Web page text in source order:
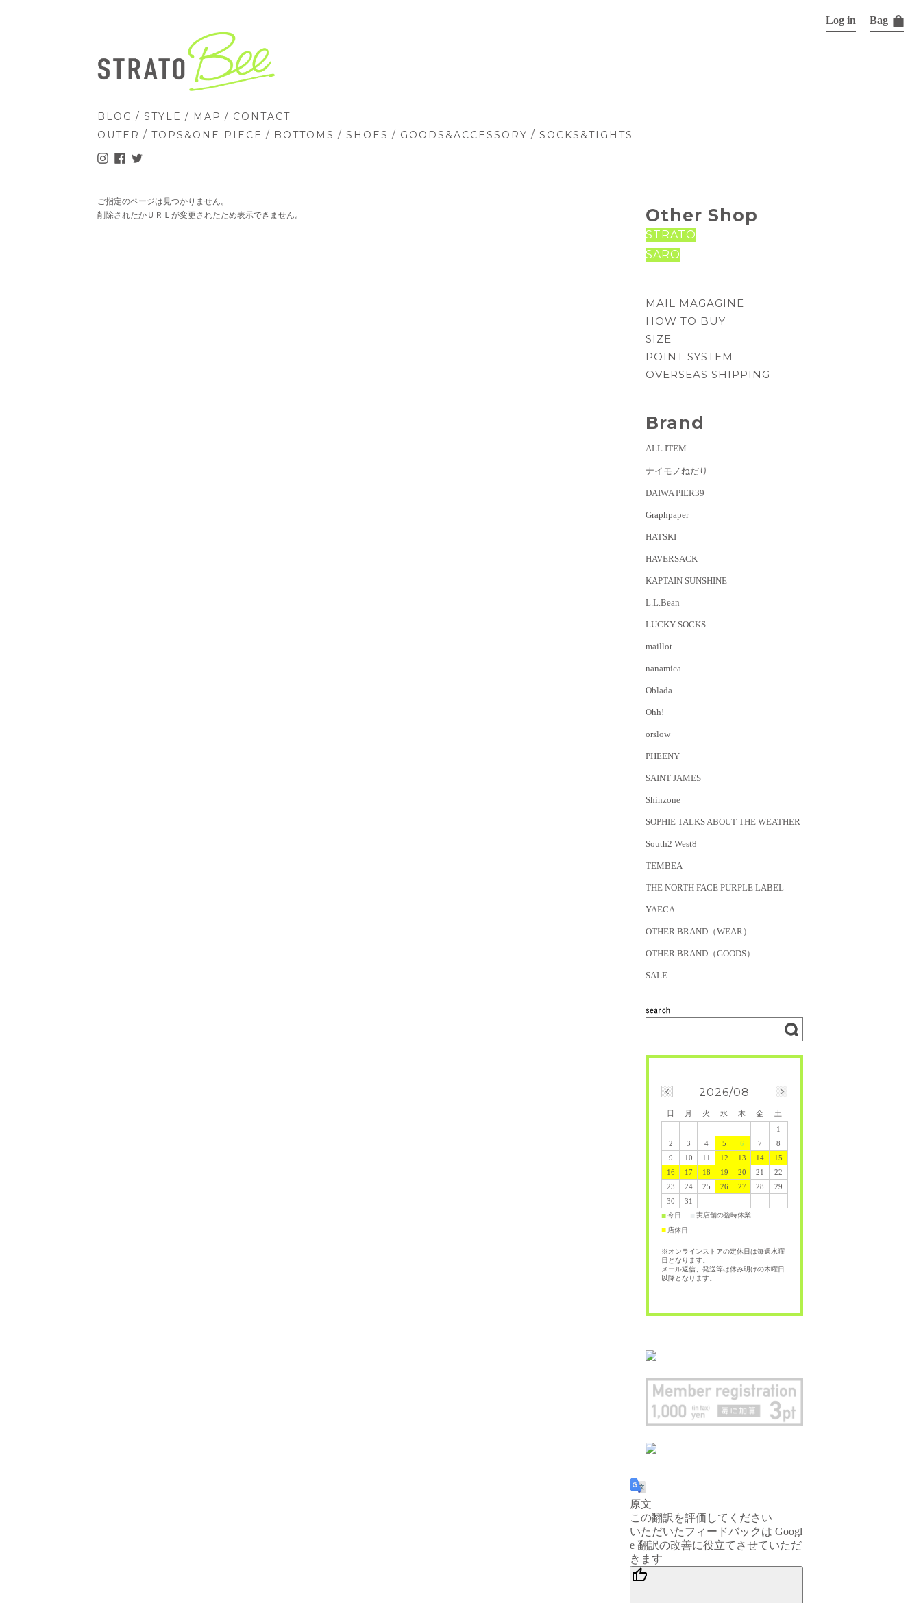
BLOG / STYLE / MAP / CONTACT
OUTER / TOPS&ONE PIECE / BOTTOMS / SHOES / GOODS&ACCESSORY / SOCKS&TIGHTS
Log in Bag
ご指定のページは見つかりません。
削除されたかＵＲＬが変更されたため表示できません。
Other Shop
STRATO
SARO
MAIL MAGAGINE
HOW TO BUY
SIZE
POINT SYSTEM
OVERSEAS SHIPPING
Brand
ALL ITEM
ナイモノねだり
DAIWA PIER39
Graphpaper
HATSKI
HAVERSACK
KAPTAIN SUNSHINE
L.L.Bean
LUCKY SOCKS
maillot
nanamica
Oblada
Ohh!
orslow
PHEENY
SAINT JAMES
Shinzone
SOPHIE TALKS ABOUT THE WEATHER
South2 West8
TEMBEA
THE NORTH FACE PURPLE LABEL
YAECA
OTHER BRAND（WEAR）
OTHER BRAND（GOODS）
SALE
2026/08
日 月 火 水 木 金
土
1
2
3 4 5 6 7
8
9
10 11 12 13 14
15
16
17 18 19 20 21
22
23
24 25 26 27 28
29
30
31
■今日 実店舗の臨時休業
■ 店休日
※オンラインストアの定休日は毎週水曜
日となります。
メール返信、発送等は休み明けの木曜日
以降となります。
原文
この翻訳を評価してください
いただいたフィードバックは Googl
e 翻訳の改善に役立てさせていただ
きます